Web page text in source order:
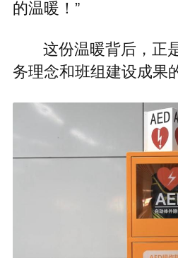
的温暖！”
这份温暖背后，正
务理念和班组建设成果